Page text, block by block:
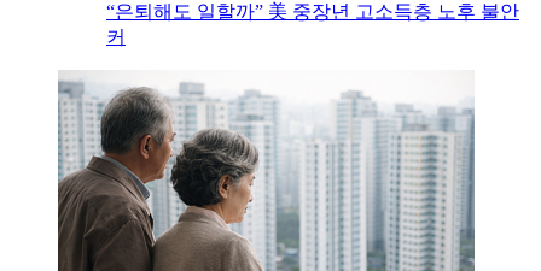
“은퇴해도 일할까” 美 중장년 고소득층 노후 불안
커